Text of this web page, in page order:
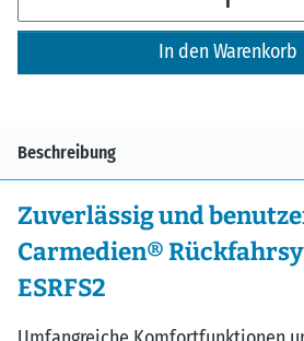
In den Warenkorb
Beschreibung
Zuverlässig und
Carmedien®
ESRFS2